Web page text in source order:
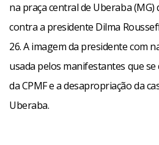
na praça central de Uberaba
contra a presidente Dilma
26. A imagem da presidente com
usada pelos manifestantes que
da CPMF e a desapropriação da
Uberaba.